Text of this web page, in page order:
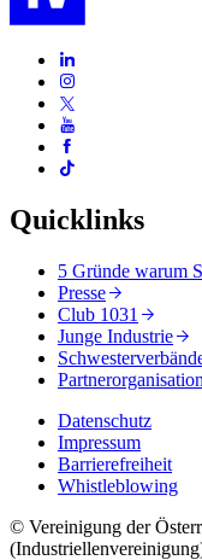
Quicklinks
5 Gründe warum
Presse
Club 1031
Junge Industrie
Datenschutz
Impressum
Barrierefreiheit
Whistleblowing
© Vereinigung der